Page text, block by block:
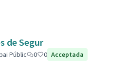
de Segur
Públic 0 0 Acceptada